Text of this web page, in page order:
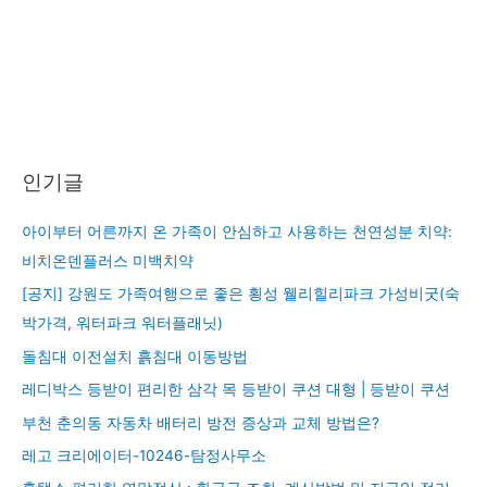
인기글
아이부터 어른까지 온 가족이 안심하고 사용하는 천연성분 치약:
비치온덴플러스 미백치약
[공지] 강원도 가족여행으로 좋은 횡성 웰리힐리파크 가성비굿(숙
박가격, 워터파크 워터플래닛)
돌침대 이전설치 흙침대 이동방법
레디박스 등받이 편리한 삼각 목 등받이 쿠션 대형 | 등받이 쿠션
부천 춘의동 자동차 배터리 방전 증상과 교체 방법은?
레고 크리에이터-10246-탐정사무소